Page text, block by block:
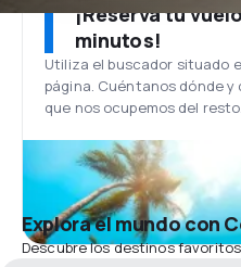
¡Reserva tu
minutos!
Utiliza el buscador situado
página. Cuéntanos dónde
que nos ocupemos del resto.
Explora el mundo con
Descubre los destinos